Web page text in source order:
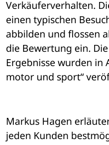
Verkäuferverhalten.
einen typischen
abbilden und flossen
die Bewertung ein.
Ergebnisse wurden in
motor und sport“
Markus Hagen
jeden Kunden